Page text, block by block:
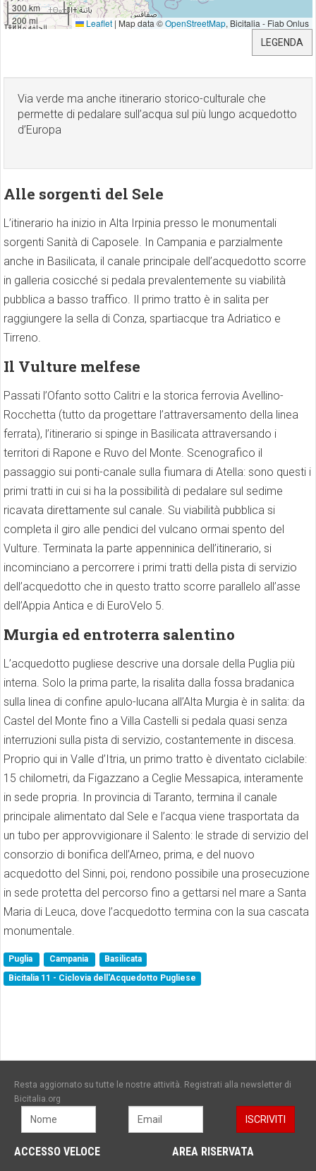
300 km
200 mi
Leaflet | Map data ©OpenStreetMap, Bicitalia - Fiab Onlus
LEGENDA
Via verde ma anche itinerario storico-culturale che
permette di pedalare sull’acqua sul più lungo acquedotto
d’Europa
Alle sorgenti del Sele
L’itinerario ha inizio in Alta Irpinia presso le monumentali
sorgenti Sanità di Caposele. In Campania e parzialmente
anche in Basilicata, il canale principale dell’acquedotto scorre
in galleria cosicché si pedala prevalentemente su viabilità
pubblica a basso traffico. Il primo tratto è in salita per
raggiungere la sella di Conza, spartiacque tra Adriatico e
Tirreno.
Il Vulture melfese
Passati l’Ofanto sotto Calitri e la storica ferrovia Avellino-
Rocchetta (tutto da progettare l’attraversamento della linea
ferrata), l’itinerario si spinge in Basilicata attraversando i
territori di Rapone e Ruvo del Monte. Scenografico il
passaggio sui ponti-canale sulla fiumara di Atella: sono questi i
primi tratti in cui si ha la possibilità di pedalare sul sedime
ricavata direttamente sul canale. Su viabilità pubblica si
completa il giro alle pendici del vulcano ormai spento del
Vulture. Terminata la parte appenninica dell’itinerario, si
incominciano a percorrere i primi tratti della pista di servizio
dell’acquedotto che in questo tratto scorre parallelo all’asse
dell’Appia Antica e di EuroVelo 5.
Murgia ed entroterra salentino
L’acquedotto pugliese descrive una dorsale della Puglia più
interna. Solo la prima parte, la risalita dalla fossa bradanica
sulla linea di confine apulo-lucana all’Alta Murgia è in salita: da
Castel del Monte fino a Villa Castelli si pedala quasi senza
interruzioni sulla pista di servizio, costantemente in discesa.
Proprio qui in Valle d’Itria, un primo tratto è diventato ciclabile:
15 chilometri, da Figazzano a Ceglie Messapica, interamente
in sede propria. In provincia di Taranto, termina il canale
principale alimentato dal Sele e l’acqua viene trasportata da
un tubo per approvvigionare il Salento: le strade di servizio del
consorzio di bonifica dell’Arneo, prima, e del nuovo
acquedotto del Sinni, poi, rendono possibile una prosecuzione
in sede protetta del percorso fino a gettarsi nel mare a Santa
Maria di Leuca, dove l’acquedotto termina con la sua cascata
monumentale.
Puglia Campania
Basilicata
Bicitalia 11 - Ciclovia dell'Acquedotto Pugliese
Resta aggiornato su tutte le nostre attività. Registrati alla newsletter di
Bicitalia.org
ACCESSO VELOCE AREA RISERVATA